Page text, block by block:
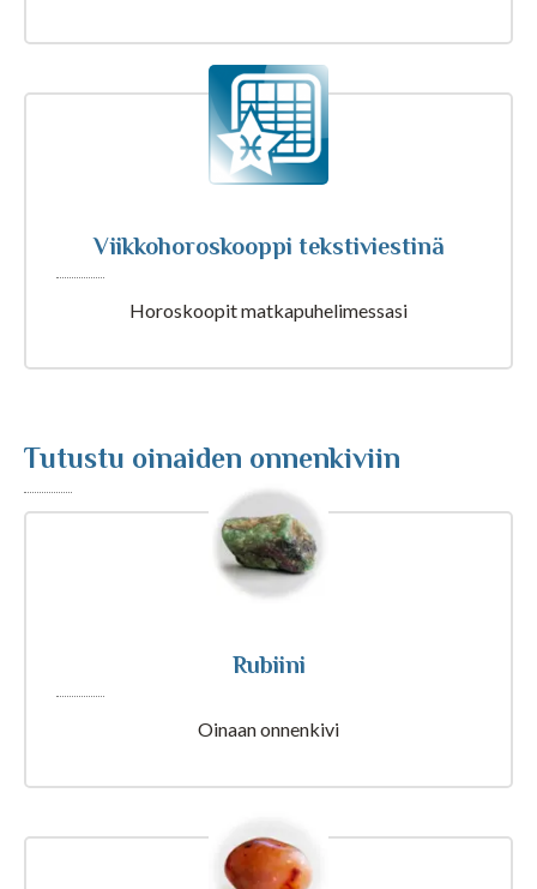
Horoskooppiartikkelit
Kaikki Tajunnanvirta palvelut
Tajunnanvirta Kädestäennustaja
Tajunnanvirta Päivänväri
Suomalaiset etunimet
Viikkohoroskooppi tekstiviestinä
Horoskoopit matkapuhelimessasi
Tutustu oinaiden onnenkiviin
Rubiini
Oinaan onnenkivi